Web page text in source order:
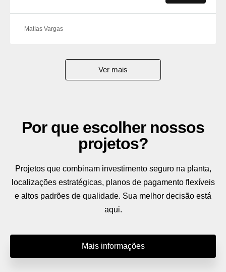
Matías Vargas
Ver mais
Por que escolher nossos
projetos?
Projetos que combinam investimento seguro na planta,
localizações estratégicas, planos de pagamento flexíveis
e altos padrões de qualidade. Sua melhor decisão está
aqui.
Mais informações